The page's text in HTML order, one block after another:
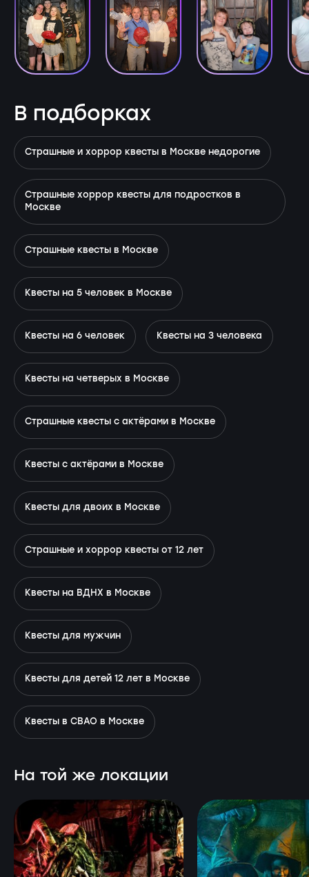
В подборках
Страшные и хоррор квесты в Москве недорогие
Страшные хоррор квесты для подростков в
Москве
Страшные квесты в Москве
Квесты на 5 человек в Москве
Квесты на 6 человек Квесты на 3 человека
Квесты на четверых в Москве
Страшные квесты с актёрами в Москве
Квесты с актёрами в Москве
Квесты для двоих в Москве
Страшные и хоррор квесты от 12 лет
Квесты на ВДНХ в Москве
Квесты для мужчин
Квесты для детей 12 лет в Москве
Квесты в СВАО в Москве
На той же локации